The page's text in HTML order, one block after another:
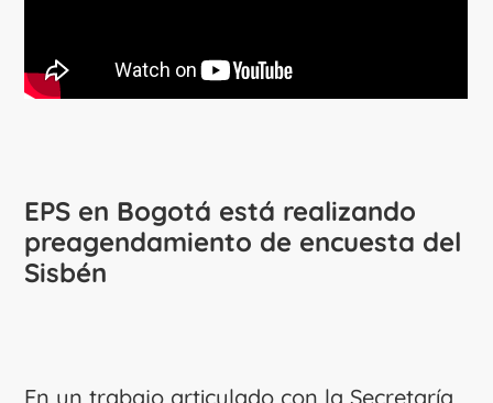
EPS en Bogotá está realizando
preagendamiento de encuesta del
Sisbén
En un trabajo articulado con la Secretaría